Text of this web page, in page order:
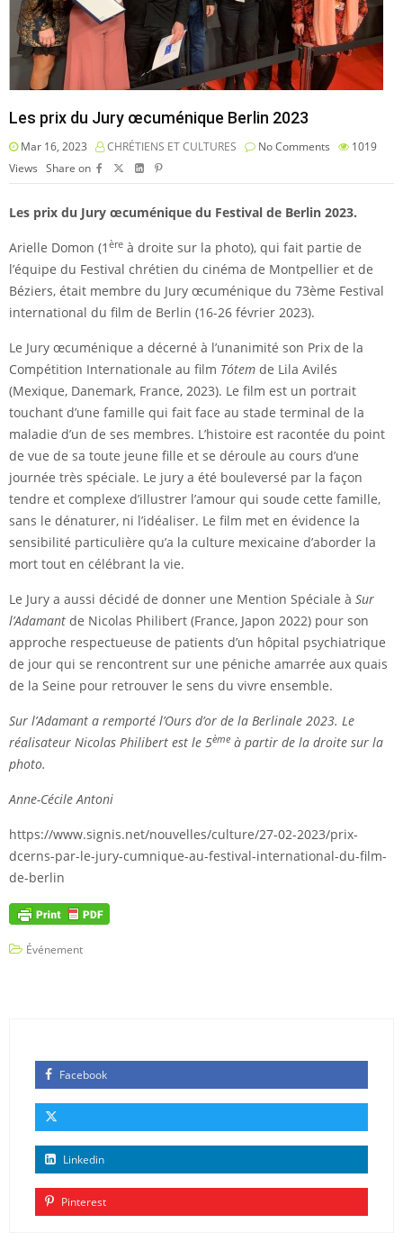
Les prix du Jury œcuménique Berlin 2023
Mar 16, 2023 CHRÉTIENS ET CULTURES No Comments
1019
Views Share on
Les prix du Jury œcuménique du Festival de Berlin 2023.
Arielle Domon (1 ère à droite sur la photo), qui fait partie de
l’équipe du Festival chrétien du cinéma de Montpellier et de
Béziers, était membre du Jury œcuménique du 73ème Festival
international du film de Berlin (16-26 février 2023).
Le Jury œcuménique a décerné à l’unanimité son Prix de la
Compétition Internationale au film Tótem de Lila Avilés
(Mexique, Danemark, France, 2023). Le film est un portrait
touchant d’une famille qui fait face au stade terminal de la
maladie d’un de ses membres. L’histoire est racontée du point
de vue de sa toute jeune fille et se déroule au cours d’une
journée très spéciale. Le jury a été bouleversé par la façon
tendre et complexe d’illustrer l’amour qui soude cette famille,
sans le dénaturer, ni l’idéaliser. Le film met en évidence la
sensibilité particulière qu’a la culture mexicaine d’aborder la
mort tout en célébrant la vie.
Le Jury a aussi décidé de donner une Mention Spéciale à Sur
l’Adamant de Nicolas Philibert (France, Japon 2022) pour son
approche respectueuse de patients d’un hôpital psychiatrique
de jour qui se rencontrent sur une péniche amarrée aux quais
de la Seine pour retrouver le sens du vivre ensemble.
Sur l’Adamant a remporté l’Ours d’or de la Berlinale 2023. Le
réalisateur Nicolas Philibert est le 5ème à partir de la droite sur la
photo.
Anne-Cécile Antoni
https://www.signis.net/nouvelles/culture/27-02-2023/prix-
dcerns-par-le-jury-cumnique-au-festival-international-du-film-
de-berlin
Événement
Facebook
Linkedin
Pinterest